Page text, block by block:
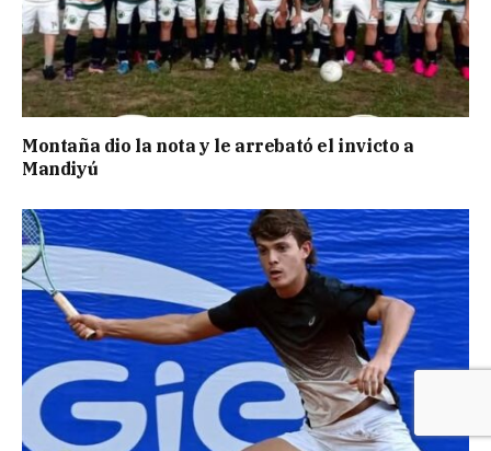
Montaña dio la nota y le arrebató el invicto a
Mandiyú